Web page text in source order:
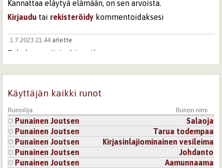
Kannattaa eläytyä elämään, on sen arvoista.
Kirjaudu tai rekisteröidy kommentoidaksesi
1.7.2023 21:44 arlette
Tehokasta, tiivistä ja vaikuttavaa runoutta.
26.2.2026 11:01
tässä jos missä
riittää mutusteltavaa
jutusteltavaa,
aivan ihan itsekseen,
onni omin tulkinnoin
Käyttäjän kaikki runot
Runoilija Runon nimi
Punainen Joutsen
Salaoja
Punainen Joutsen
Tarua todempaa
Punainen Joutsen
Kirjasinlajiominainen vesileima
Punainen Joutsen
Johdanto
Punainen Joutsen
Aamunnaama